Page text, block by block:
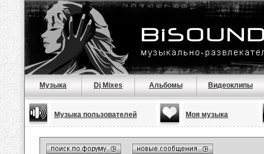
Музыка Dj Mixes Альбомы Видеоклипы
Музыка пользователей Моя музыка